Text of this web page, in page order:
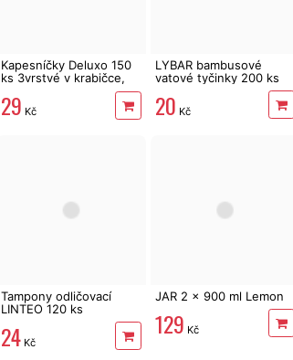
Kapesníčky Deluxo 150
ks 3vrstvé v krabičce,
29 Kč
LYBAR bambusové
vatové tyčinky 200 ks
20 Kč
Tampony odličovací
LINTEO 120 ks
24 Kč
JAR 2 x 900 ml Lemon
129 Kč